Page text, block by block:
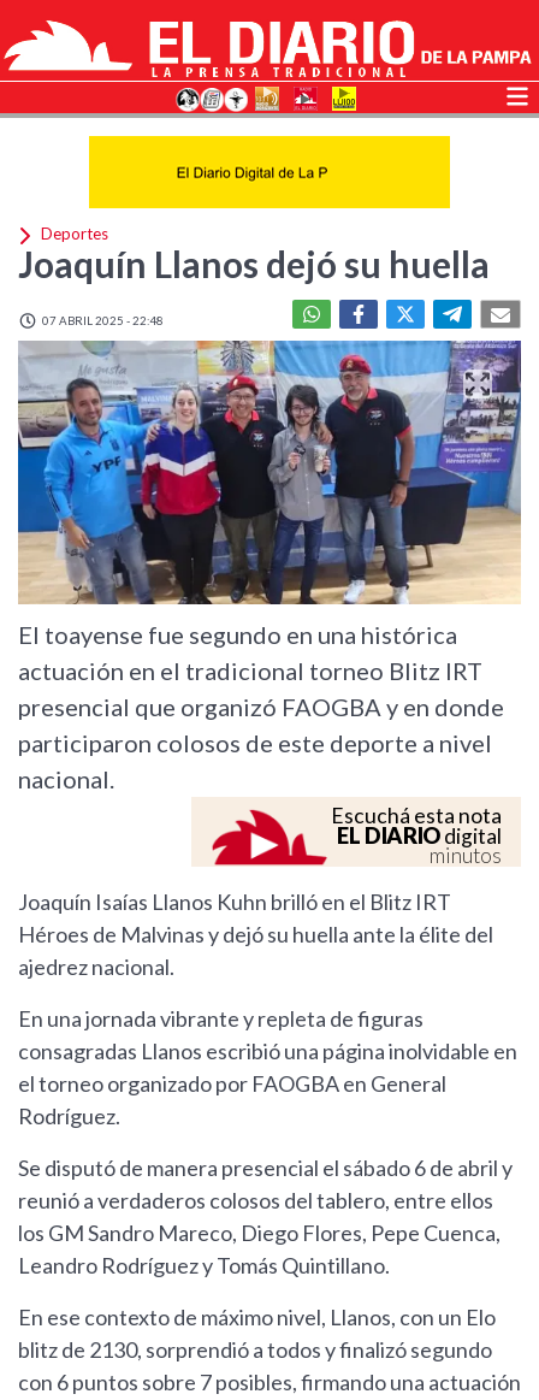
Deportes
Joaquín Llanos dejó su huella
07 ABRIL 2025 - 22:48
El toayense fue segundo en una histórica
actuación en el tradicional torneo Blitz IRT
presencial que organizó FAOGBA y en donde
participaron colosos de este deporte a nivel
nacional.
Escuchá esta nota
EL DIARIOdigital
minutos
Joaquín Isaías Llanos Kuhn brilló en el Blitz IRT
Héroes de Malvinas y dejó su huella ante la élite del
ajedrez nacional.
En una jornada vibrante y repleta de figuras
consagradas Llanos escribió una página inolvidable en
el torneo organizado por FAOGBA en General
Rodríguez.
Se disputó de manera presencial el sábado 6 de abril y
reunió a verdaderos colosos del tablero, entre ellos
los GM Sandro Mareco, Diego Flores, Pepe Cuenca,
Leandro Rodríguez y Tomás Quintillano.
En ese contexto de máximo nivel, Llanos, con un Elo
blitz de 2130, sorprendió a todos y finalizó segundo
con 6 puntos sobre 7 posibles, firmando una actuación